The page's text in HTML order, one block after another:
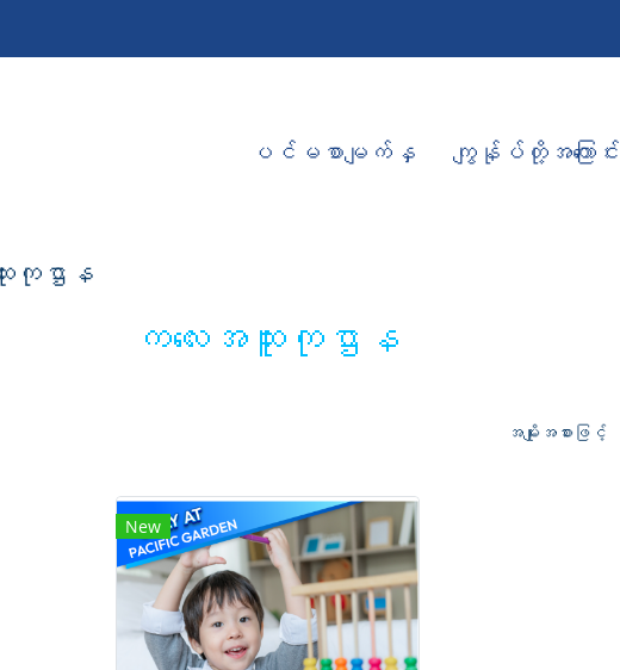
ပင်မစာမျက်နှ ကျွန်ုပ်တို့အကြောင်း
းကုဌာန
ကလေးအထူးကုဌာန
အမျိုးအစားဖြင့်
New